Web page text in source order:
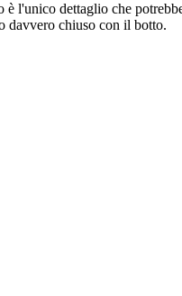
l'unico dettaglio che
davvero chiuso con il botto.